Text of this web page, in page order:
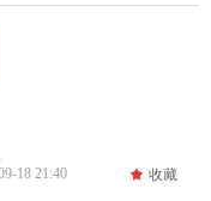
18 21:40 끄 收藏